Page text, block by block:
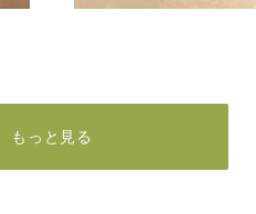
もっと見る